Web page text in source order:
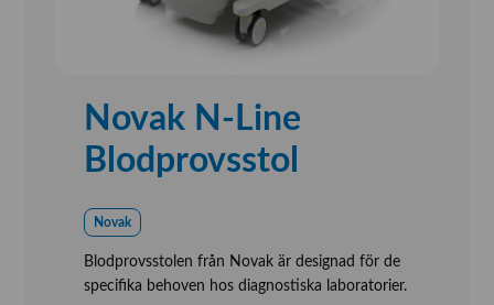
Novak N-Line
Blodprovsstol
Novak
Blodprovsstolen från Novak är designad för de
specifika behoven hos diagnostiska laboratorier.